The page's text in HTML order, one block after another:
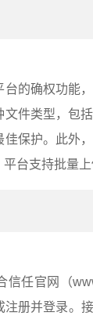
的确权功能
件类型，包
保护。此外
台支持批量
信任官网（
册并登录。